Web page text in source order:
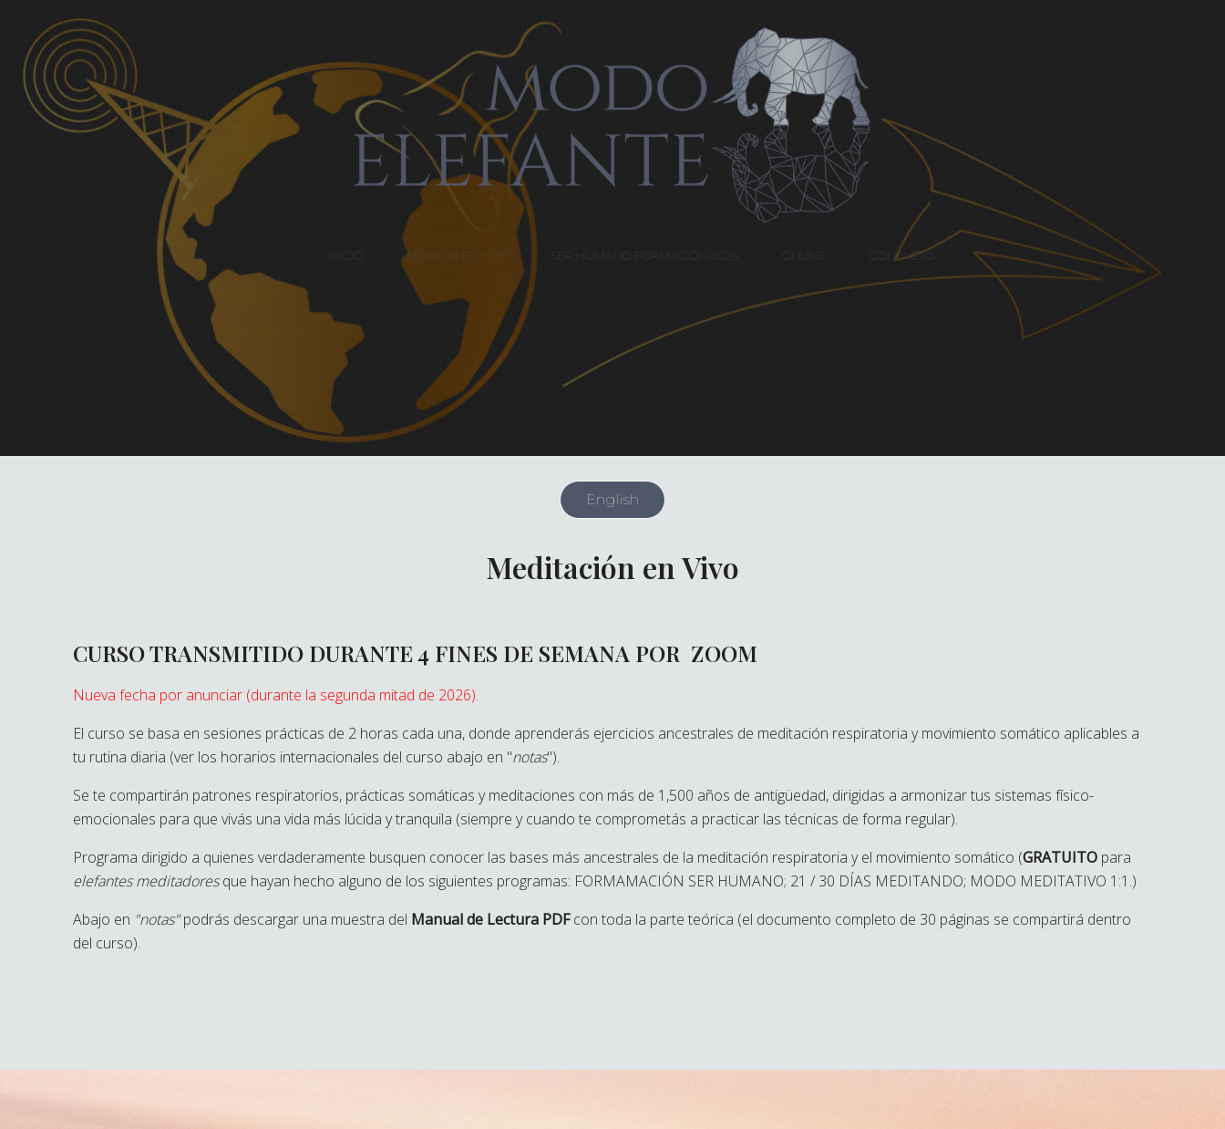
MODO ELEFANTE SER HUMANO FORMACIÓN 2026 ONLINE CONTACTO
English
Meditación en Vivo
CURSO TRANSMITIDO DURANTE 4 FINES DE SEMANA POR ZOOM
Nueva fecha por anunciar (durante la segunda mitad de 2026).
El curso se basa en sesiones prácticas de 2 horas cada una, donde aprenderás ejercicios ancestrales de meditación respiratoria y movimiento somático aplicables a
tu rutina diaria (ver los horarios internacionales del curso abajo en "notas").
Se te compartirán patrones respiratorios, prácticas somáticas y meditaciones con más de 1,500 años de antigüedad, dirigidas a armonizar tus sistemas físico-
emocionales para que vivás una vida más lúcida y tranquila (siempre y cuando te comprometás a practicar las técnicas de forma regular).
Programa dirigido a quienes verdaderamente busquen conocer las bases más ancestrales de la meditación respiratoria y el movimiento somático (GRATUITO para
elefantes meditadoresque hayan hecho alguno de los siguientes programas: FORMAMACIÓN SER HUMANO; 21 / 30 DÍAS MEDITANDO; MODO MEDITATIVO 1:1.)
Abajo en "notas"podrás descargar una muestra del Manual de Lectura PDFcon toda la parte teórica (el documento completo de 30 páginas se compartirá dentro
del curso).